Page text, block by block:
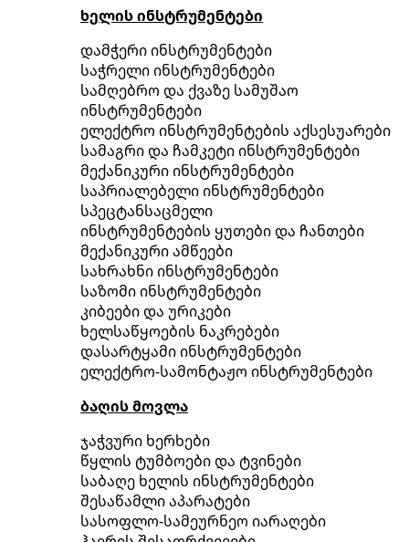
ხელის ინსტრუმენტები
დამჭერი ინსტრუმენტები
საჭრელი ინსტრუმენტები
სამღებრო და ქვაზე სამუშაო
ინსტრუმენტები
ელექტრო ინსტრუმენტების აქსესუარები
სამაგრი და ჩამკეტი ინსტრუმენტები
მექანიკური ინსტრუმენტები
საპრიალებელი ინსტრუმენტები
სპეცტანსაცმელი
ინსტრუმენტების ყუთები და ჩანთები
მექანიკური ამწეები
სახრახნი ინსტრუმენტები
საზომი ინსტრუმენტები
კიბეები და ურიკები
ხელსაწყოების ნაკრებები
დასარტყამი ინსტრუმენტები
ელექტრო-სამონტაჟო ინსტრუმენტები
ბაღის მოვლა
ჯაჭვური ხერხები
წყლის ტუმბოები და ტვინები
საბაღე ხელის ინსტრუმენტები
შესაწამლი აპარატები
სასოფლო-სამეურნეო იარაღები